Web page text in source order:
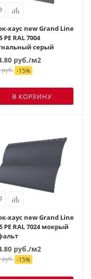
хаус new Grand Line
PE RAL 7004
серый
руб./м2
руб. -15%
В КОРЗИНУ
хаус new Grand Line
PE RAL 7024 мокрый
руб./м2
руб. -15%